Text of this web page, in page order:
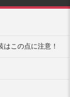
この点に注意！